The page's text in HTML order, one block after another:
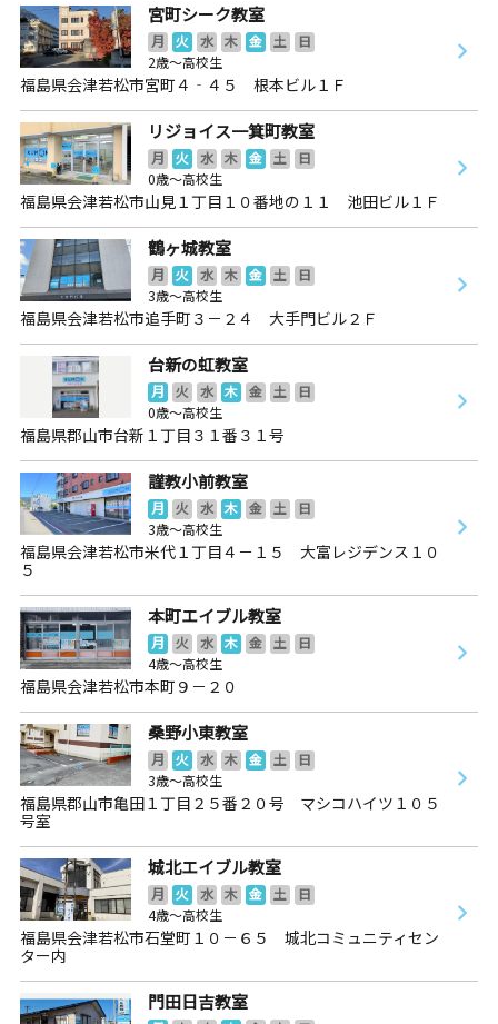
宮町シーク教室
月 火 水 木 金 土
日
2歳～高校生
福島県会津若松市宮町４‐４５ 根本ビル１Ｆ
リジョイス一箕町教室
月 火 水 木 金 土
日
0歳～高校生
福島県会津若松市山見１丁目１０番地の１１ 池田ビル１Ｆ
鶴ヶ城教室
月 火 水 木 金 土
日
3歳～高校生
福島県会津若松市追手町３－２４ 大手門ビル２Ｆ
台新の虹教室
月 火 水 木 金 土
日
0歳～高校生
福島県郡山市台新１丁目３１番３１号
謹教小前教室
月 火 水 木 金 土
日
3歳～高校生
福島県会津若松市米代１丁目４－１５ 大富レジデンス１０
５
本町エイブル教室
月 火 水 木 金 土
日
4歳～高校生
福島県会津若松市本町９－２０
桑野小東教室
月 火 水 木 金 土
日
3歳～高校生
福島県郡山市亀田１丁目２５番２０号 マシコハイツ１０５
号室
城北エイブル教室
月 火 水 木 金 土
日
4歳～高校生
福島県会津若松市石堂町１０－６５ 城北コミュニティセン
ター内
門田日吉教室